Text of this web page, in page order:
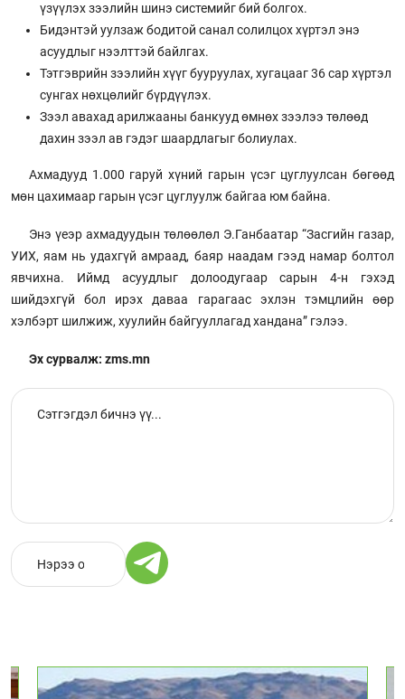
үзүүлэх зээлийн шинэ системийг бий болгох.
Бидэнтэй уулзаж бодитой санал солилцох хүртэл энэ
асуудлыг нээлттэй байлгах.
Тэтгэврийн зээлийн хүүг бууруулах, хугацааг 36 сар хүртэл
сунгах нөхцөлийг бүрдүүлэх.
Зээл авахад арилжааны банкууд өмнөх зээлээ төлөөд
дахин зээл ав гэдэг шаардлагыг болиулах.
Ахмадууд 1.000 гаруй хүний гарын үсэг цуглуулсан бөгөөд
мөн цахимаар гарын үсэг цуглуулж байгаа юм байна.
Энэ үеэр ахмадуудын төлөөлөл Э.Ганбаатар “Засгийн газар,
УИХ, яам нь удахгүй амраад, баяр наадам гээд намар болтол
явчихна. Иймд асуудлыг долоодугаар сарын 4-н гэхэд
шийдэхгүй бол ирэх даваа гарагаас эхлэн тэмцлийн өөр
хэлбэрт шилжиж, хуулийн байгууллагад хандана” гэлээ.
Эх сурвалж: zms.mn